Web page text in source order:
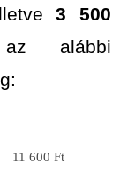
3 500
alábbi
11 600 Ft